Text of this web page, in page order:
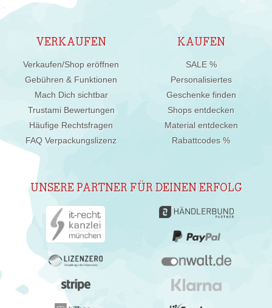
VERKAUFEN
Verkaufen/Shop eröffnen
Gebühren & Funktionen
Mach Dich sichtbar
Trustami Bewertungen
Häufige Rechtsfragen
FAQ Verpackungslizenz
KAUFEN
SALE %
Personalisiertes
Geschenke finden
Shops entdecken
Material entdecken
Rabattcodes %
UNSERE PARTNER FÜR DEINEN ERFOLG